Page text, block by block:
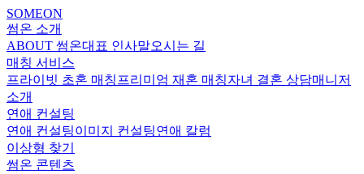
SOMEON
썸온 소개
ABOUT 썸온대표 인사말오시는 길
매칭 서비스
프라이빗 초혼 매칭 프리미엄 재혼 매칭자녀 결혼 상담매니저
소개
연애 컨설팅
연애 컨설팅이미지 컨설팅연애 칼럼
이상형 찾기
썸온 콘텐츠